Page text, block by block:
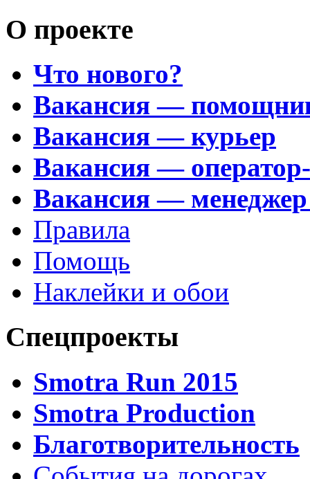
О проекте
Что нового?
Вакансия —
Вакансия — курьер
Вакансия —
Вакансия —
Правила
Помощь
Наклейки и обои
Спецпроекты
Smotra Run 2015
Smotra Production
Благотворительность